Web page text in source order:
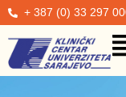
+ 387 (0) 33 297